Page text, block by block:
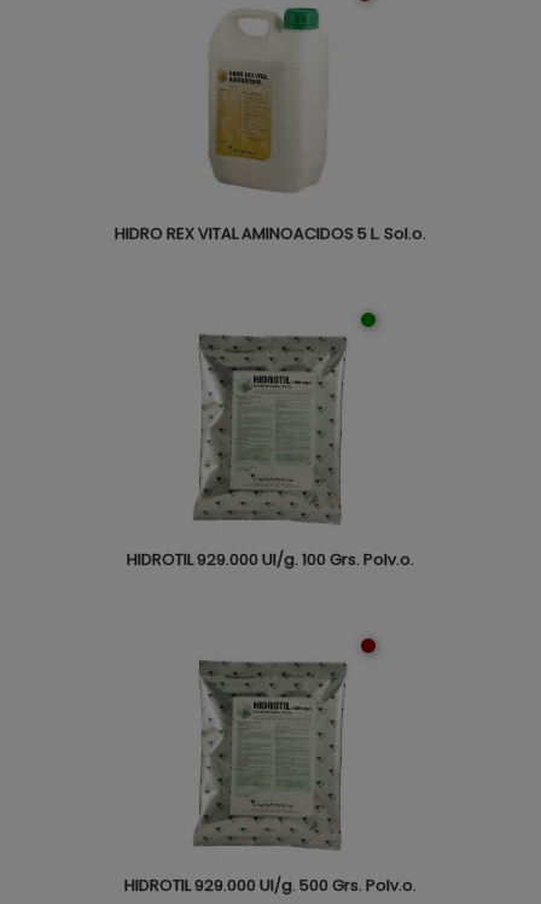
HIDRO REX VITAL AMINOACIDOS 5 L. Sol.o.
HIDROTIL 929.000 UI/g. 100 Grs. Polv.o.
HIDROTIL 929.000 UI/g. 500 Grs. Polv.o.